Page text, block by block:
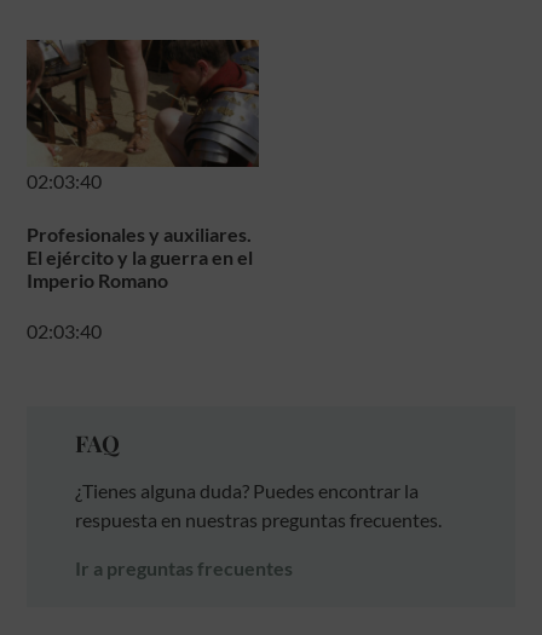
02:03:40
Profesionales y auxiliares.
El ejército y la guerra en el
Imperio Romano
02:03:40
FAQ
¿Tienes alguna duda? Puedes encontrar la
respuesta en nuestras preguntas frecuentes.
Ir a preguntas frecuentes